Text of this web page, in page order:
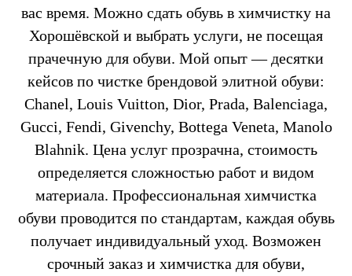
вас время. Можно сдать обувь в химчистку на
Хорошёвской и выбрать услуги, не посещая
прачечную для обуви. Мой опыт — десятки
кейсов по чистке брендовой элитной обуви:
Chanel, Louis Vuitton, Dior, Prada, Balenciaga,
Gucci, Fendi, Givenchy, Bottega Veneta, Manolo
Blahnik. Цена услуг прозрачна, стоимость
определяется сложностью работ и видом
материала. Профессиональная химчистка
обуви проводится по стандартам, каждая обувь
получает индивидуальный уход. Возможен
срочный заказ и химчистка для обуви,